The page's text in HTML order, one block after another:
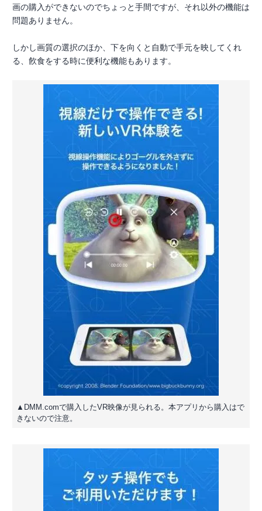
画の購入ができないのでちょっと手間ですが、それ以外の機能は
問題ありません。
しかし画質の選択のほか、下を向くと自動で手元を映してくれ
る、飮食をする時に便利な機能もあります。
▲DMM.comで購入したVR映像が見られる。本アプリから購入はで
きないので注意。